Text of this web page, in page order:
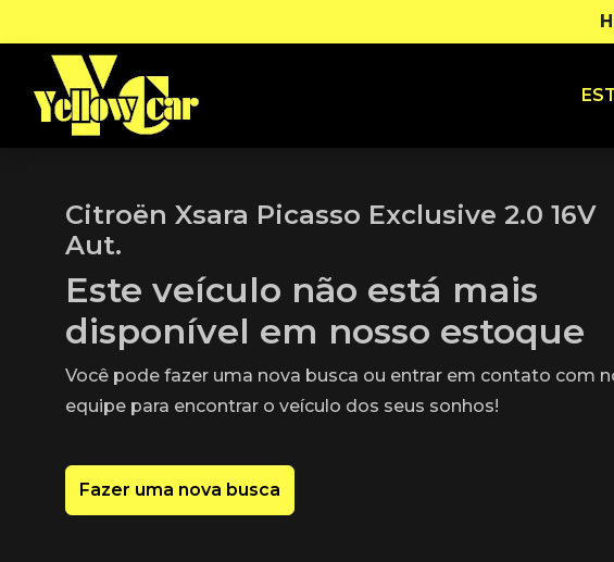
Citroën Xsara Picasso Exclusive 2.0 16V
Aut.
Este veículo não está mais
disponível em nosso estoque
Você pode fazer uma nova busca ou entrar em contato com
equipe para encontrar o veículo dos seus sonhos!
Fazer uma nova busca